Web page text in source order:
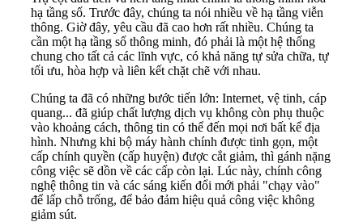
hạ tầng số. Trước đây, chúng ta nói nhiều về hạ tầng viễn
thông. Giờ đây, yêu cầu đã cao hơn rất nhiều. Chúng ta
cần một hạ tầng số thông minh, đó phải là một hệ thống
chung cho tất cả các lĩnh vực, có khả năng tự sửa chữa, tự
tối ưu, hòa hợp và liên kết chặt chẽ với nhau.
Chúng ta đã có những bước tiến lớn: Internet, vệ tinh, cáp
quang... đã giúp chất lượng dịch vụ không còn phụ thuộc
vào khoảng cách, thông tin có thể đến mọi nơi bất kể địa
hình. Nhưng khi bộ máy hành chính được tinh gọn, một
cấp chính quyền (cấp huyện) được cắt giảm, thì gánh nặng
công việc sẽ dồn về các cấp còn lại. Lúc này, chính công
nghệ thông tin và các sáng kiến đổi mới phải "chạy vào"
để lấp chỗ trống, để bảo đảm hiệu quả công việc không
giảm sút.